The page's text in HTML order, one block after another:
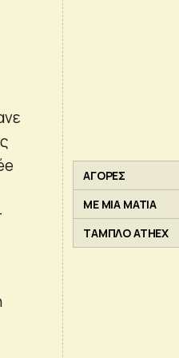
ΑΓΟΡΕΣ
ΜΕ ΜΙΑ ΜΑΤΙΑ
ΤΑΜΠΛΟ ATHEX